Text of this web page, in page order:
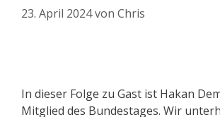
23. April 2024von Chris
In dieser Folge zu Gast ist Hakan
Mitglied des Bundestages. Wir